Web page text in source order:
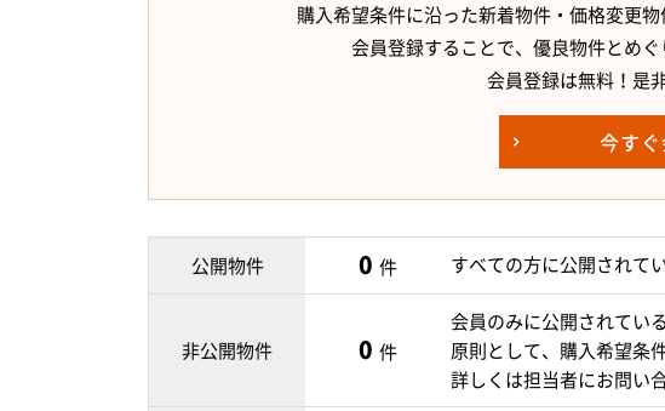
購入希望条件に沿った新着物件・価格変更
会員登録することで、優良物件とめ
会員登録は無料！是
今す
公開物件 0 件 すべての方に公開されて
非公開物件 0 件
会員のみに公開されてい
原則として、購入希望条
詳しくは担当者にお問い